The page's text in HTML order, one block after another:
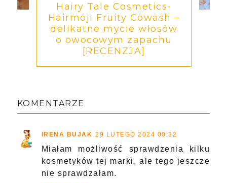
Hairy Tale Cosmetics-
Hairmoji Fruity Cowash –
delikatne mycie włosów
o owocowym zapachu
[RECENZJA]
KOMENTARZE
IRENA BUJAK 29 LUTEGO 2024 00:32
Miałam możliwość sprawdzenia kilku
kosmetyków tej marki, ale tego jeszcze
nie sprawdzałam.